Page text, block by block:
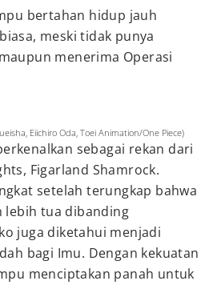
bertahan hidup jauh
meski tidak punya
menerima Operasi
Eiichiro Oda, Toei Animation/One Piece)
sebagai rekan dari
Figarland Shamrock.
setelah terungkap bahwa
lebih tua dibanding
juga diketahui menjadi
bagi Imu. Dengan kekuatan
menciptakan panah untuk